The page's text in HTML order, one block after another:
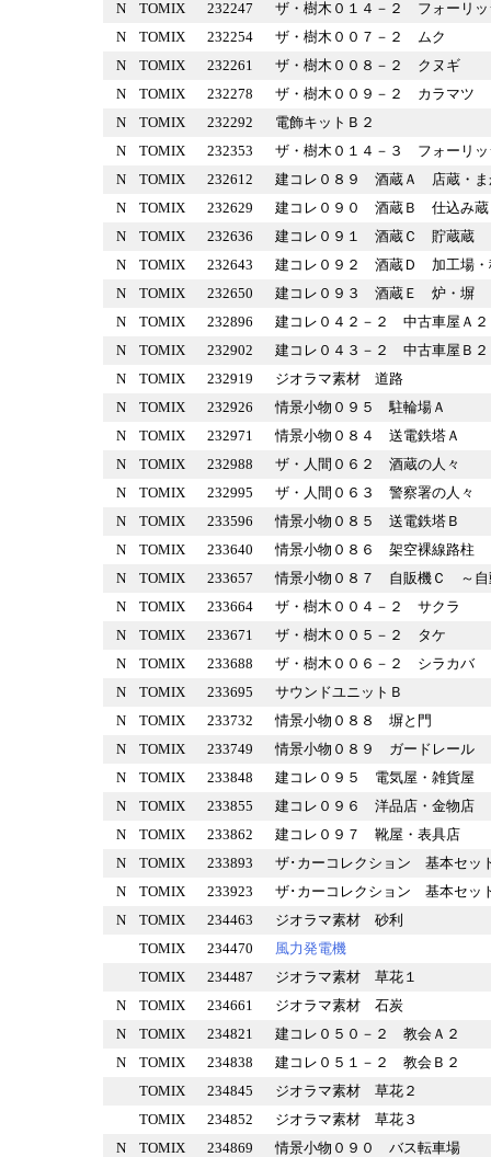
N
TOMIX 232247
ザ・樹木０１４－２ フォー
N
TOMIX 232254
ザ・樹木００７－２ ムク
N
TOMIX 232261
ザ・樹木００８－２ クヌギ
N
TOMIX 232278
ザ・樹木００９－２ カラマ
N
TOMIX 232292
電飾キットＢ２
N
TOMIX 232353
ザ・樹木０１４－３ フォー
N
TOMIX 232612
建コレ０８９ 酒蔵Ａ 店蔵
N
TOMIX 232629
建コレ０９０ 酒蔵Ｂ 仕込
N
TOMIX 232636
建コレ０９１ 酒蔵Ｃ 貯蔵
N
TOMIX 232643
建コレ０９２ 酒蔵Ｄ 加工
N
TOMIX 232650
建コレ０９３ 酒蔵Ｅ 炉・
N
TOMIX 232896
建コレ０４２－２ 中古車屋
N
TOMIX 232902
建コレ０４３－２ 中古車屋
N
TOMIX 232919
ジオラマ素材 道路
N
TOMIX 232926
情景小物０９５ 駐輪場Ａ
N
TOMIX 232971
情景小物０８４ 送電鉄塔Ａ
N
TOMIX 232988
ザ・人間０６２ 酒蔵の人々
N
TOMIX 232995
ザ・人間０６３ 警察署の人
N
TOMIX 233596
情景小物０８５ 送電鉄塔Ｂ
N
TOMIX 233640
情景小物０８６ 架空裸線路
N
TOMIX 233657
情景小物０８７ 自販機Ｃ
N
TOMIX 233664
ザ・樹木００４－２ サクラ
N
TOMIX 233671
ザ・樹木００５－２ タケ
N
TOMIX 233688
ザ・樹木００６－２ シラカ
N
TOMIX 233695
サウンドユニットＢ
N
TOMIX 233732
情景小物０８８ 塀と門
N
TOMIX 233749
情景小物０８９ ガードレー
N
TOMIX 233848
建コレ０９５ 電気屋・雑貨
N
TOMIX 233855
建コレ０９６ 洋品店・金物
N
TOMIX 233862
建コレ０９７ 靴屋・表具店
N
TOMIX 233893
ザ･カーコレクション 基本
N
TOMIX 233923
ザ･カーコレクション 基本
N
TOMIX 234463
ジオラマ素材 砂利
TOMIX
234470
風力発電機
TOMIX
234487
ジオラマ素材 草花１
N
TOMIX 234661
ジオラマ素材 石炭
N
TOMIX 234821
建コレ０５０－２ 教会Ａ２
N
TOMIX 234838
建コレ０５１－２ 教会Ｂ２
TOMIX
234845
ジオラマ素材 草花２
TOMIX
234852
ジオラマ素材 草花３
N
TOMIX 234869
情景小物０９０ バス転車場